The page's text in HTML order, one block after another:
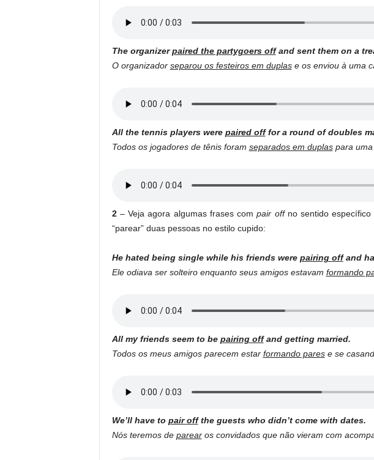
The organizerpaired the partygoers offand sent them on a
O organizador separou os festeiros em duplase os enviou à uma
All the tennis players were paired offfor a round of doubles
Todos os jogadores de tênis foram separados em duplaspara uma
2– Veja agora algumas frases compair offno sentido específico
“parear” duas pessoas no estilo cupido:
He hated being single while his friends were pairing offand
Ele odiava ser solteiro enquanto seus amigos estavam formando
All my friends seem to be pairing offand getting married.
Todos os meus amigos parecem estar formando parese se
We’ll have to pair offthe guests who didn’t come with dates.
Nós teremos de parearos convidados que não vieram com